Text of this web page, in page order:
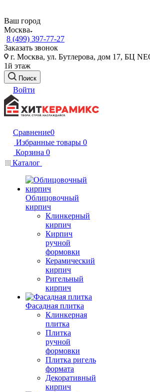
Ваш город
Москва
8 (499) 397-77-27
Заказать звонок
г. Москва, ул. Бутлерова, дом 17, БЦ
1й этаж
Поиск
Войти
Сравнение0
Избранные товары 0
Корзина 0
Каталог
Облицовочный
кирпич
Клинкерный
кирпич
Кирпич
ручной
формовки
Керамический
кирпич
Ригельный
кирпич
Фасадная плитка
Клинкерная
плитка
Плитка
ручной
формовки
Плитка ригель
формата
Декоративный
кирпич